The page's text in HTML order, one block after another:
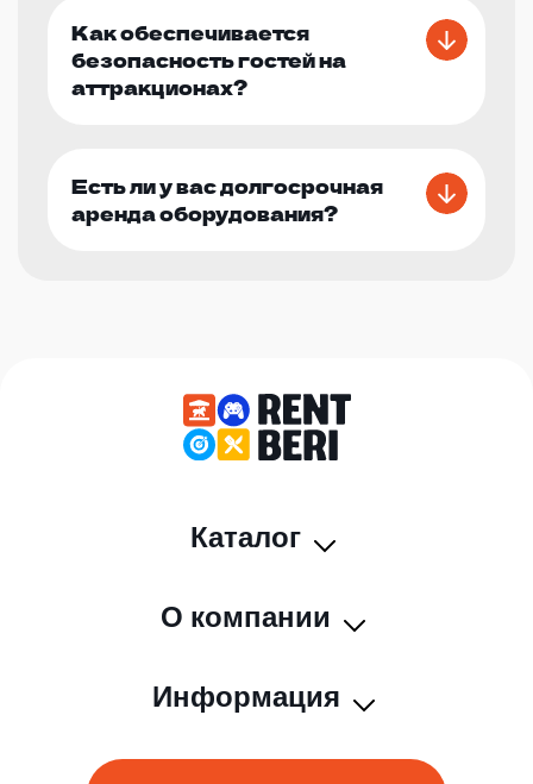
Как обеспечивается
безопасность гостей на
аттракционах?
Есть ли у вас долгосрочная
аренда оборудования?
Каталог
О компании
Информация